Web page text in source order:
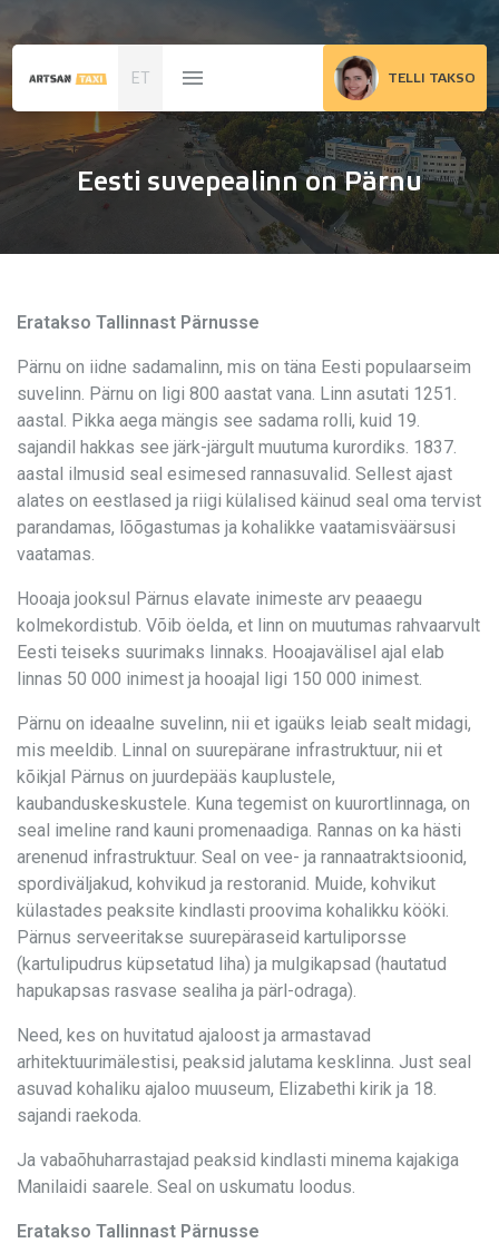
ET TELLI TAKSO
Eesti suvepealinn on Pärnu
Eratakso Tallinnast Pärnusse
Pärnu on iidne sadamalinn, mis on täna Eesti populaarseim
suvelinn. Pärnu on ligi 800 aastat vana. Linn asutati 1251.
aastal. Pikka aega mängis see sadama rolli, kuid 19.
sajandil hakkas see järk-järgult muutuma kurordiks. 1837.
aastal ilmusid seal esimesed rannasuvalid. Sellest ajast
alates on eestlased ja riigi külalised käinud seal oma tervist
parandamas, lõõgastumas ja kohalikke vaatamisväärsusi
vaatamas.
Hooaja jooksul Pärnus elavate inimeste arv peaaegu
kolmekordistub. Võib öelda, et linn on muutumas rahvaarvult
Eesti teiseks suurimaks linnaks. Hooajavälisel ajal elab
linnas 50 000 inimest ja hooajal ligi 150 000 inimest.
Pärnu on ideaalne suvelinn, nii et igaüks leiab sealt midagi,
mis meeldib. Linnal on suurepärane infrastruktuur, nii et
kõikjal Pärnus on juurdepääs kauplustele,
kaubanduskeskustele. Kuna tegemist on kuurortlinnaga, on
seal imeline rand kauni promenaadiga. Rannas on ka hästi
arenenud infrastruktuur. Seal on vee- ja rannaatraktsioonid,
spordiväljakud, kohvikud ja restoranid. Muide, kohvikut
külastades peaksite kindlasti proovima kohalikku kööki.
Pärnus serveeritakse suurepäraseid kartuliporsse
(kartulipudrus küpsetatud liha) ja mulgikapsad (hautatud
hapukapsas rasvase sealiha ja pärl-odraga).
Need, kes on huvitatud ajaloost ja armastavad
arhitektuurimälestisi, peaksid jalutama kesklinna. Just seal
asuvad kohaliku ajaloo muuseum, Elizabethi kirik ja 18.
sajandi raekoda.
Ja vabaõhuharrastajad peaksid kindlasti minema kajakiga
Manilaidi saarele. Seal on uskumatu loodus.
Eratakso Tallinnast Pärnusse